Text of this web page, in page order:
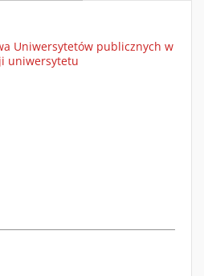
Uniwersytetów publicznych w
uniwersytetu